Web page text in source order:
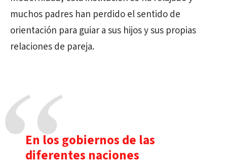
muchos padres han perdido el sentido de
orientación para guiar a sus hijos y sus propias
relaciones de pareja.
En los gobiernos de las
diferentes naciones